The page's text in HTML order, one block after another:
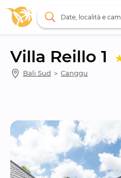
Villa Reillo 1
Bali Sud ＞ Canggu